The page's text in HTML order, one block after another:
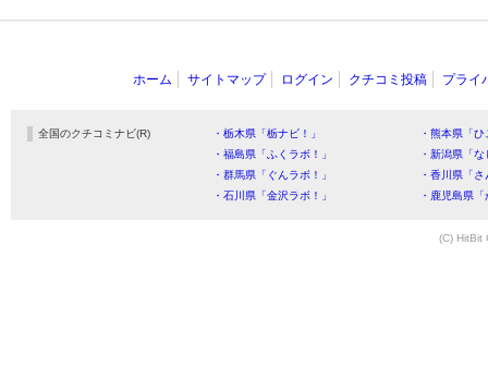
ホーム サイトマップ ログイン クチコミ投稿 プライ
全国のクチコミナビ(R) ・栃木県「栃ナビ！」
・熊本県「
・福島県「ふくラボ！」
・新潟県「
・群馬県「ぐんラボ！」
・香川県「
・石川県「金沢ラボ！」
・鹿児島県
(C) HitBit